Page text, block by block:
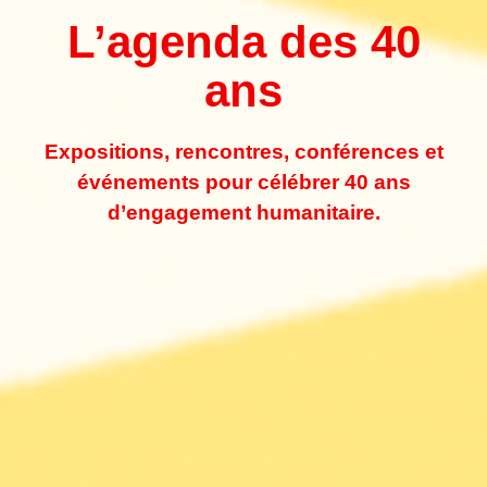
L’agenda des 40
ans
Expositions, rencontres, conférences et
événements pour célébrer 40 ans
d’engagement humanitaire.